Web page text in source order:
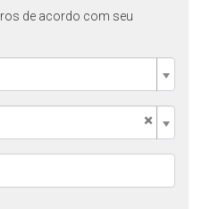
de acordo com seu
×